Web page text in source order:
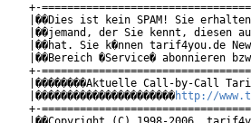
+-
|��Dies ist kein SPAM! Sie
|��jemand, der Sie kennt, diesen
|��hat. Sie k�nnen tarif4you.de
|��Bereich �Service� abonnieren
+-
|��������Aktuelle Call-by-Call
|����������������������http://
+-